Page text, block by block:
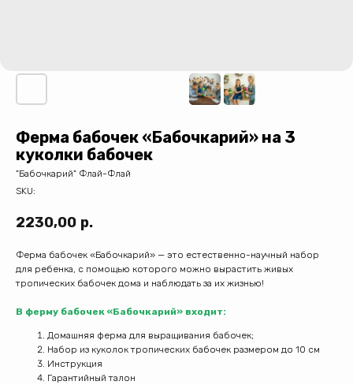
Ферма бабочек «Бабочкарий» на 3
куколки бабочек
"Бабочкарий" Флай-Флай
SKU:
2230,00 р.
Ферма бабочек «Бабочкарий» — это естественно-научный набор
для ребенка, с помощью которого можно вырастить живых
тропических бабочек дома и наблюдать за их жизнью!
В ферму бабочек «Бабочкарий» входит:
Домашняя ферма для выращивания бабочек;
Набор из куколок тропических бабочек размером до 10 см
Инструкция
Гарантийный талон